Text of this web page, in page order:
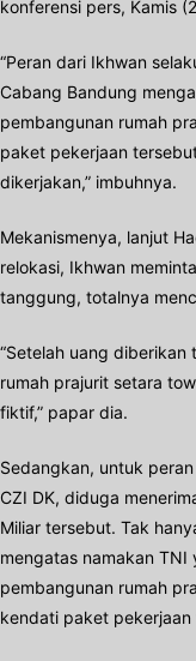
konferensi pers, Kamis
“Peran dari Ikhwan
Cabang Bandung
pembangunan rumah
paket pekerjaan
dikerjakan,” imbuhnya.
Mekanismenya, lanjut
relokasi, Ikhwan
tanggung, totalnya
“Setelah uang
rumah prajurit setara
fiktif,” papar dia.
Sedangkan, untuk
CZI DK, diduga
Miliar tersebut. Tak
mengatas namakan
pembangunan rumah
kendati paket